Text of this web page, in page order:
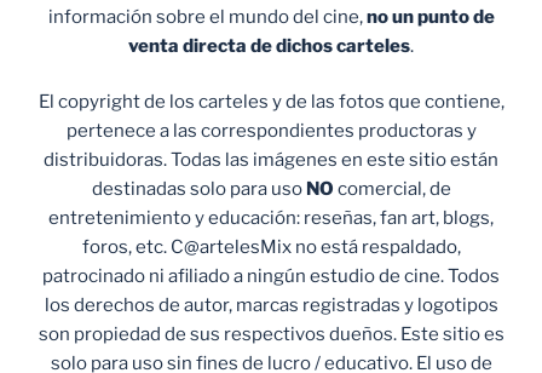
información sobre el mundo del cine,no un punto de
venta directa de dichos carteles.
El copyright de los carteles y de las fotos que contiene,
pertenece a las correspondientes productoras y
distribuidoras. Todas las imágenes en este sitio están
destinadas solo para uso NO comercial, de
entretenimiento y educación: reseñas, fan art, blogs,
foros, etc. C@artelesMix no está respaldado,
patrocinado ni afiliado a ningún estudio de cine. Todos
los derechos de autor, marcas registradas y logotipos
son propiedad de sus respectivos dueños. Este sitio es
solo para uso sin fines de lucro / educativo. El uso de